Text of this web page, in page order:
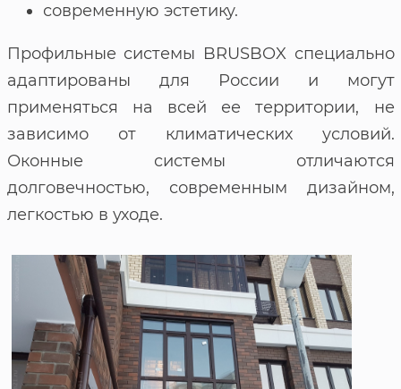
современную эстетику.
Профильные системы BRUSBOX специально
адаптированы для России и могут
применяться на всей ее территории, не
зависимо от климатических условий.
Оконные системы отличаются
долговечностью, современным дизайном,
легкостью в уходе.